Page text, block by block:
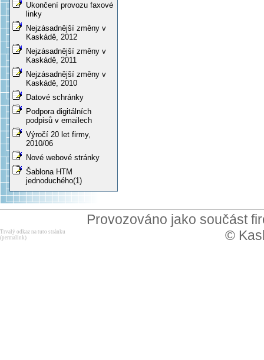
Ukončení provozu faxové
linky
Nejzásadnější změny v
Kaskádě, 2012
Nejzásadnější změny v
Kaskádě, 2011
Nejzásadnější změny v
Kaskádě, 2010
Datové schránky
Podpora digitálních
podpisů v emailech
Výročí 20 let firmy,
2010/06
Nové webové stránky
Šablona HTM
jednoduchého(1)
Provozováno jako součást
©
Trvalý odkaz na tuto stránku
(permalink)